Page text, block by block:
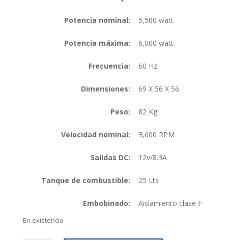
Potencia nominal: 5,500 watt
Potencia máxima: 6,000 watt
Frecuencia: 60 Hz
Dimensiones: 69 X 56 X 56
Peso: 82 Kg
Velocidad nominal: 3,600 RPM
Salidas DC: 12v/8.3A
Tanque de combustible: 25 Lts
Embobinado: Aislamiento clase F
En existencia